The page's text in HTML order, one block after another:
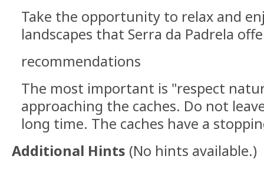
Take the opportunity to relax and
landscapes that Serra da Padrela
recommendations
The most important is "respect
approaching the caches. Do not
long time. The caches have a
Additional Hints (No hints available.)